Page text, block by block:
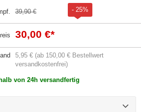
39,90 € - 25%
30,00 €*
5,95 € (ab 150,00 € Bestellwert
versandkostenfrei)
von 24h versandfertig